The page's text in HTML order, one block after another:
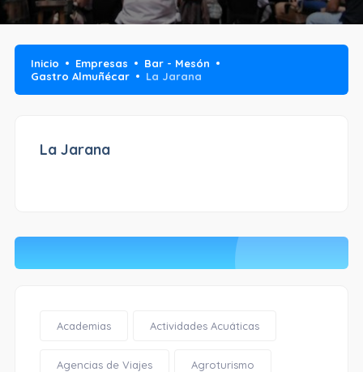
Inicio Empresas
Bar - Mesón
Gastro Almuñécar
La Jarana
La Jarana
Academias Actividades Acuáticas
Agencias de Viajes Agroturismo